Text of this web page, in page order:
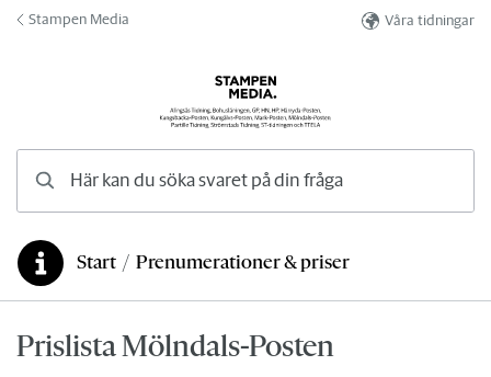
Hoppa till innehåll
Stampen Media Våra tidningar
Du är här:Start / Prenumerationer & priser
Prislista Mölndals-Posten